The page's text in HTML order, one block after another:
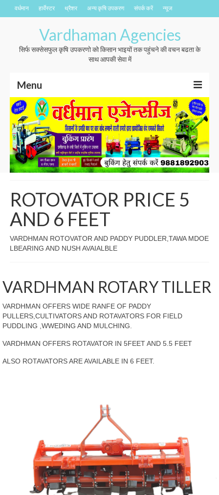
वर्धमान हार्वेस्टर थ्रैशर अन्य कृषि उपकरण संपर्क करें न्यूज
Vardhaman Agencies
सिर्फ सक्सेसफुल कृषि उपकरणो को किसान भाइयों तक पहुंचने की वचन बढता के
साथ आपकी सेवा में
Menu
वर्धमान
हार्वेस्टर
थ्रैशर
अन्य कृषि उपकरण
संपर्क करें
न्यूज
ROTOVATOR PRICE 5
AND 6 FEET
VARDHMAN ROTOVATOR AND PADDY PUDDLER,TAWA MDOE
LBEARING AND NUSH AVAIALBLE
VARDHMAN ROTARY TILLER
VARDHMAN OFFERS WIDE RANFE OF PADDY
PULLERS,CULTIVATORS AND ROTAVATORS FOR FIELD
PUDDLING ,WWEDING AND MULCHING.
VARDHMAN OFFERS ROTAVATOR IN 5FEET AND 5.5 FEET
ALSO ROTAVATORS ARE AVAILABLE IN 6 FEET.